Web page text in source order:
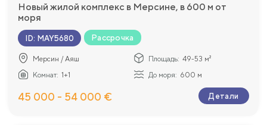
Новый жилой комплекс в Мерсине, в 600 м от
моря
ID: MAY5680 Рассрочка
Мерсин / Аяш Площадь: 49-53 м²
Комнат: 1+1 До моря: 600 м
45 000 - 54 000 € Детали